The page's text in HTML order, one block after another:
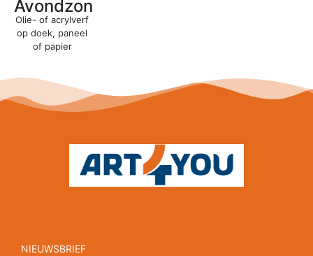
Avondzon
Olie- of acrylverf
op doek, paneel
of papier
NIEUWSBRIEF